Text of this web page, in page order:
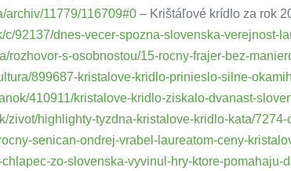
archiv/11779/116709#0 – Krištáľové krídlo za rok
c/92137/dnes-vecer-spozna-slovenska-verejnost-
rozhovor-s-osobnostou/15-rocny-frajer-bez-
899687-kristalove-kridlo-prinieslo-silne-
410911/kristalove-kridlo-ziskalo-dvanast-
zivot/highlighty-tyzdna-kristalove-kridlo-kata/7274-
senican-ondrej-vrabel-laureatom-ceny-
chlapec-zo-slovenska-vyvinul-hry-ktore-